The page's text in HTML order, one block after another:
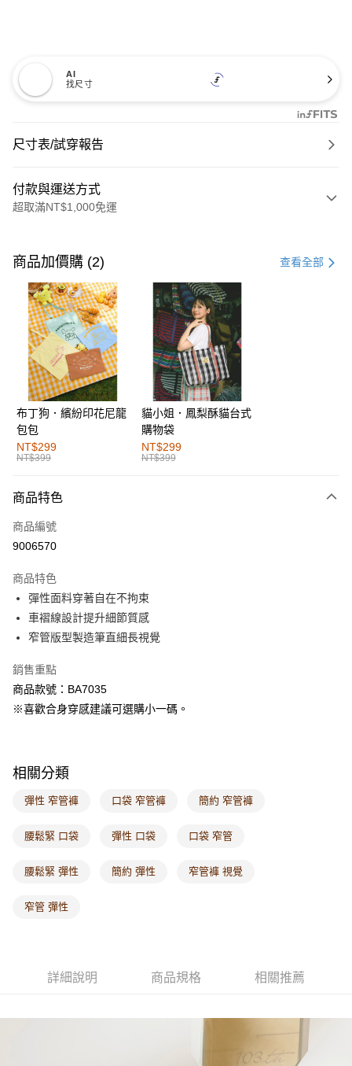
AI
找尺寸
尺寸表/試穿報告
付款與運送方式
超取滿NT$1,000免運
信用卡一次付款
購物金
超商取貨付款
LINE Pay
街口支付
運送方式
全家取貨付款
每筆NT$60，滿NT$1,000(含以上)免運費
付款後全家取貨
萊爾富取貨付款
付款後萊爾富取貨
每筆NT$60，滿NT$1,000(含以上)免運費
7-11取貨付款
每筆NT$60，滿NT$1,000(含以上)免運費
付款後7-11取貨
每筆NT$60，滿NT$1,000(含以上)免運費
每筆NT$120，滿NT$1,000(含以上)免運費
付款後門市自取
海外配送-港/澳/新/馬/泰國專屬
海外配送-其他亞洲地區
海外配送-歐美地區
商品加價購 (2) 查看全部
布丁狗．繽紛印花尼龍
包包
NT$299
NT$399
貓小姐．鳳梨酥貓台式
購物袋
NT$299
NT$399
商品特色
商品編號
9006570
商品特色
彈性面料穿著自在不拘束
車褶線設計提升細節質感
窄管版型製造筆直細長視覺
銷售重點
商品款號：BA7035
※喜歡合身穿感建議可選購小一碼。
相關分類
彈性 窄管褲 口袋 窄管褲 簡約 窄管褲
腰鬆緊 口袋 彈性 口袋 口袋 窄管
腰鬆緊 彈性 簡約 彈性 窄管褲 視覺
窄管 彈性
詳細說明 商品規格 相關推薦